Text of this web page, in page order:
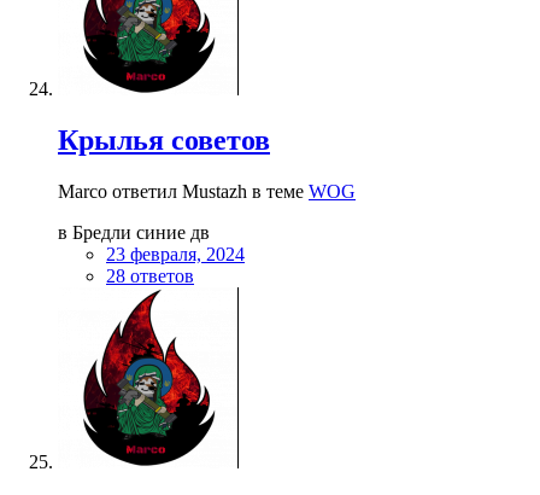
Крылья советов
Marco ответил Mustazh в теме WOG
в Бредли синие дв
23 февраля, 2024
28 ответов